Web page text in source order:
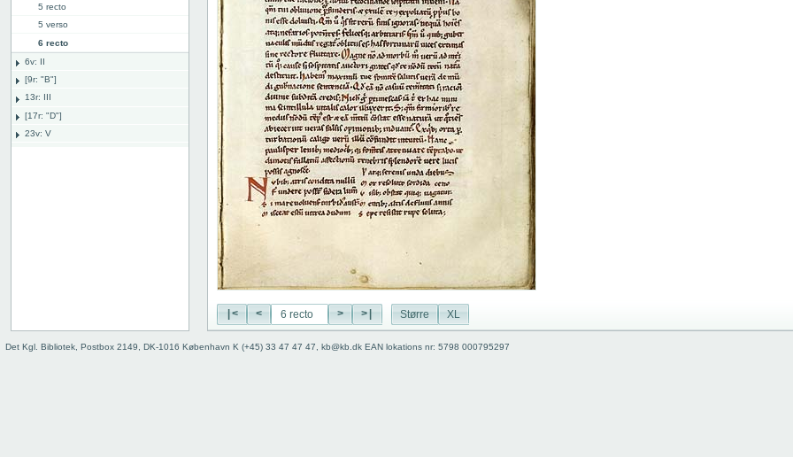
5 recto
5 verso
6 recto
6v: II
[9r: "B"]
13r: III
[17r: "D"]
23v: V
|< < > >| Større XL
Det Kgl. Bibliotek, Postbox 2149, DK-1016 København K (+45) 33 47 47 47, kb@kb.dk EAN lokations nr: 5798 000795297